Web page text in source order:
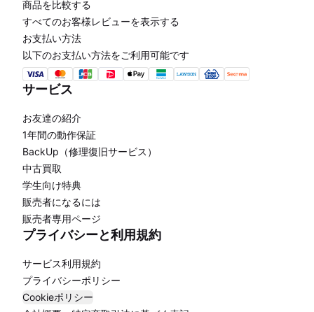
商品を比較する
すべてのお客様レビューを表示する
お支払い方法
以下のお支払い方法をご利用可能です
サービス
お友達の紹介
1年間の動作保証
BackUp（修理復旧サービス）
中古買取
学生向け特典
販売者になるには
販売者専用ページ
プライバシーと利用規約
サービス利用規約
プライバシーポリシー
Cookieポリシー